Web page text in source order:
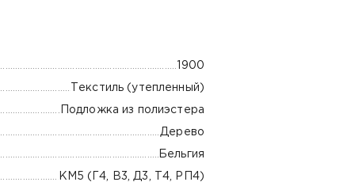
1900
Текстиль (утепленный)
Подложка из полиэстера
Дерево
Бельгия
КМ5 (Г4, В3, Д3, Т4, РП4)